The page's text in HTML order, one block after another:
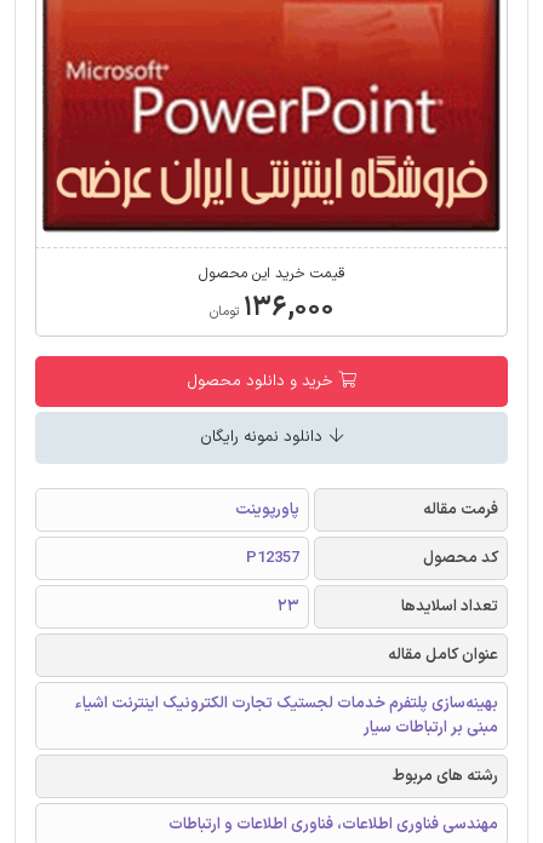
قیمت خرید این محصول
۱۳۶,۰۰۰ تومان
خرید و دانلود محصول
دانلود نمونه رایگان
فرمت مقاله
پاورپوینت
کد محصول
P12357
تعداد اسلایدها
23
عنوان کامل مقاله
بهینه‌سازی پلتفرم خدمات لجستیک تجارت الکترونیک اینترنت اشیاء
مبنی بر ارتباطات سیار
رشته های مربوط
مهندسی فناوری اطلاعات، فناوری اطلاعات و ارتباطات